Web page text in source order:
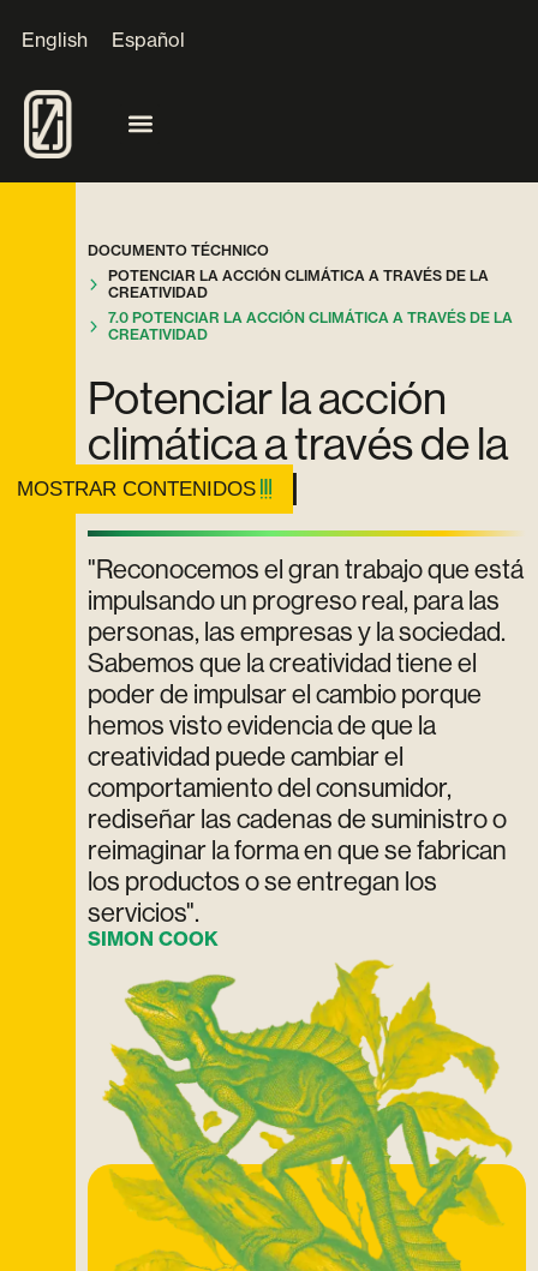
English Español
MOSTRAR CONTENIDOS
DOCUMENTO TÉCHNICO
POTENCIAR LA ACCIÓN CLIMÁTICA A TRAVÉS DE LA
CREATIVIDAD
7.0 POTENCIAR LA ACCIÓN CLIMÁTICA A TRAVÉS DE LA
CREATIVIDAD
Potenciar la acción
climática a través de la
creatividad
"Reconocemos el gran trabajo que está
impulsando un progreso real, para las
personas, las empresas y la sociedad.
Sabemos que la creatividad tiene el
poder de impulsar el cambio porque
hemos visto evidencia de que la
creatividad puede cambiar el
comportamiento del consumidor,
rediseñar las cadenas de suministro o
reimaginar la forma en que se fabrican
los productos o se entregan los
servicios".
SIMON COOK